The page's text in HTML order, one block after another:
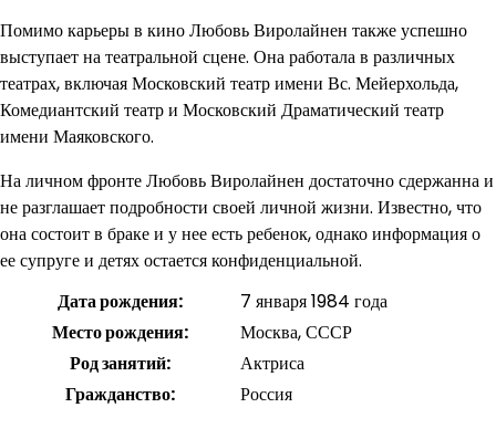
Помимо карьеры в кино Любовь Виролайнен также успешно
выступает на театральной сцене. Она работала в различных
театрах, включая Московский театр имени Вс. Мейерхольда,
Комедиантский театр и Московский Драматический театр
имени Маяковского.
На личном фронте Любовь Виролайнен достаточно сдержанна и
не разглашает подробности своей личной жизни. Известно, что
она состоит в браке и у нее есть ребенок, однако информация о
ее супруге и детях остается конфиденциальной.
Дата рождения:
7 января 1984 года
Место рождения:
Москва, СССР
Род занятий:
Актриса
Гражданство:
Россия